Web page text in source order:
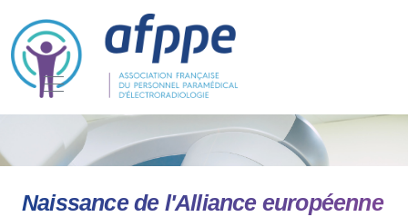
Naissance de l'Alliance européenne